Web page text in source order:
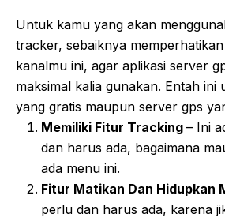
Untuk kamu yang akan
tracker, sebaiknya
kanalmu ini, agar aplikasi server
maksimal kalia gunakan. Entah ini
yang gratis maupun server gps
Memiliki Fitur Tracking – Ini
dan harus ada, bagaimana
ada menu ini.
Fitur Matikan Dan Hidupkan
perlu dan harus ada, karena